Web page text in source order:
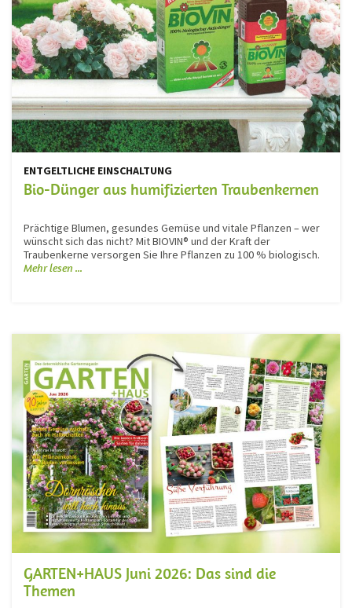
ENTGELTLICHE EINSCHALTUNG
Bio-Dünger aus humifizierten Traubenkernen
Prächtige Blumen, gesundes Gemüse und vitale Pflanzen – wer
wünscht sich das nicht? Mit BIOVIN® und der Kraft der
Traubenkerne versorgen Sie Ihre Pflanzen zu 100 % biologisch.
Mehr lesen ...
GARTEN+HAUS Juni 2026: Das sind die
Themen